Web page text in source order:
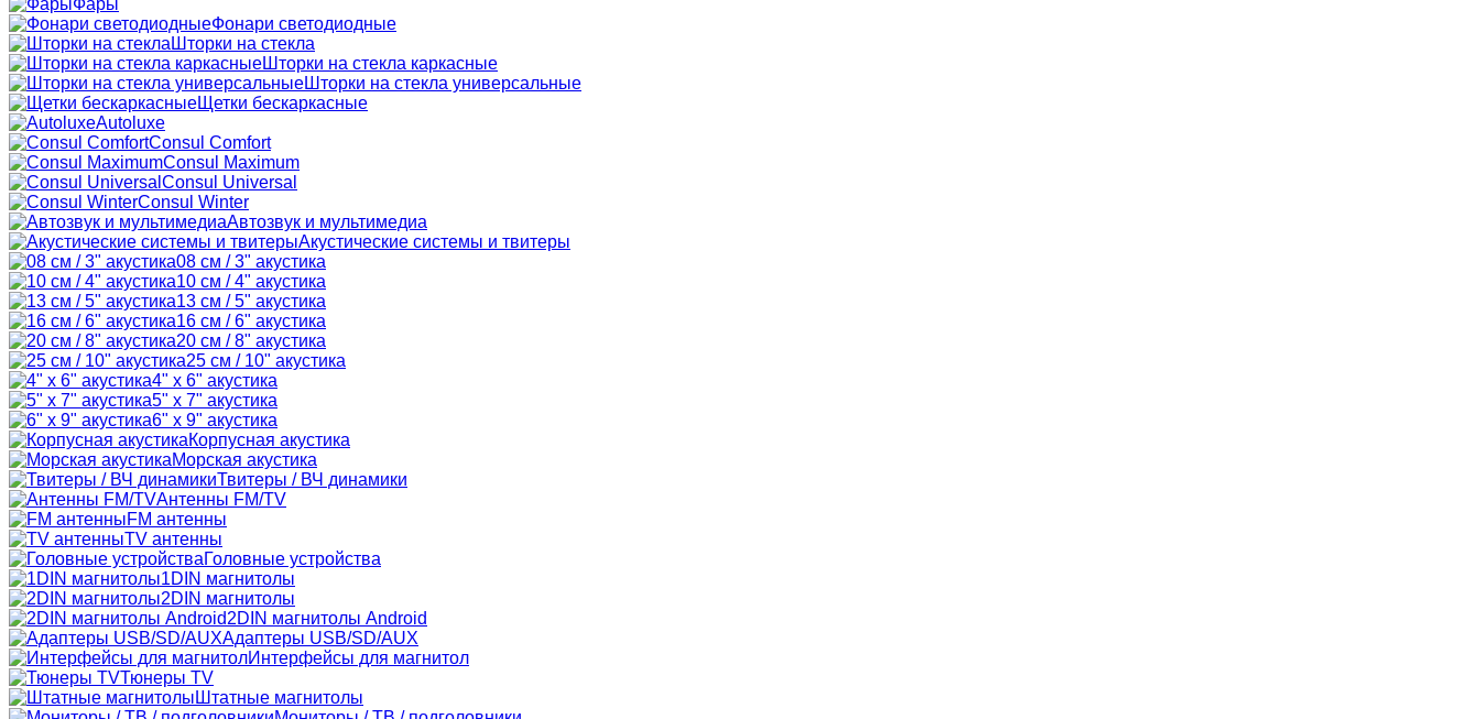
Фары
Фонари светодиодные
Шторки на стекла
Шторки на стекла каркасные
Шторки на стекла универсальные
Щетки бескаркасные
Autoluxe
Consul Comfort
Consul Maximum
Consul Universal
Consul Winter
Автозвук и мультимедиа
Акустические системы и твитеры
08 см / 3" акустика
10 см / 4" акустика
13 см / 5" акустика
16 см / 6" акустика
20 см / 8" акустика
25 см / 10" акустика
4" x 6" акустика
5" x 7" акустика
6" x 9" акустика
Корпусная акустика
Морская акустика
Твитеры / ВЧ динамики
Антенны FM/TV
FM антенны
TV антенны
Головные устройства
1DIN магнитолы
2DIN магнитолы
2DIN магнитолы Android
Адаптеры USB/SD/AUX
Интерфейсы для магнитол
Тюнеры TV
Штатные магнитолы